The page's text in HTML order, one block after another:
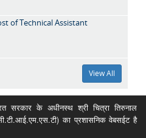
of Technical Assistant
View All
सरकार के अधीनस्थ श्री चित्रा तिरुनाल
का प्रशासनिक वेबसईट है